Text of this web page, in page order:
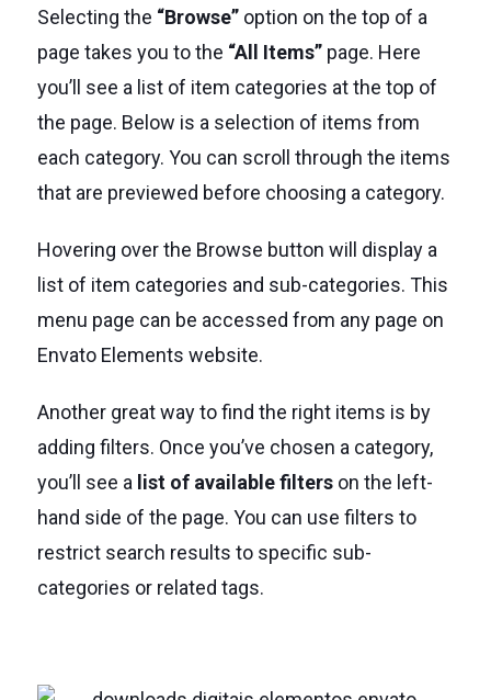
Selecting the “Browse”option on the top of a
page takes you to the “All Items”page. Here
you’ll see a list of item categories at the top of
the page. Below is a selection of items from
each category. You can scroll through the items
that are previewed before choosing a category.
Hovering over the Browse button will display a
list of item categories and sub-categories. This
menu page can be accessed from any page on
Envato Elements website.
Another great way to find the right items is by
adding filters. Once you’ve chosen a category,
you’ll see alist of available filterson the left-
hand side of the page. You can use filters to
restrict search results to specific sub-
categories or related tags.